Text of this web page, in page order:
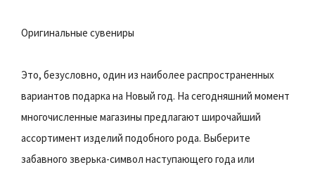
Оригинальные сувениры
Это, безусловно, один из наиболее распространенных
вариантов подарка на Новый год. На сегодняшний момент
многочисленные магазины предлагают широчайший
ассортимент изделий подобного рода. Выберите
забавного зверька-символ наступающего года или